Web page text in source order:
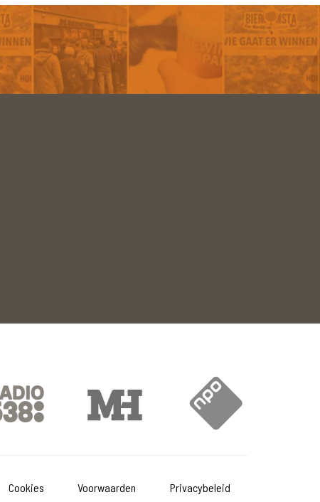
Cookies Voorwaarden Privacybeleid